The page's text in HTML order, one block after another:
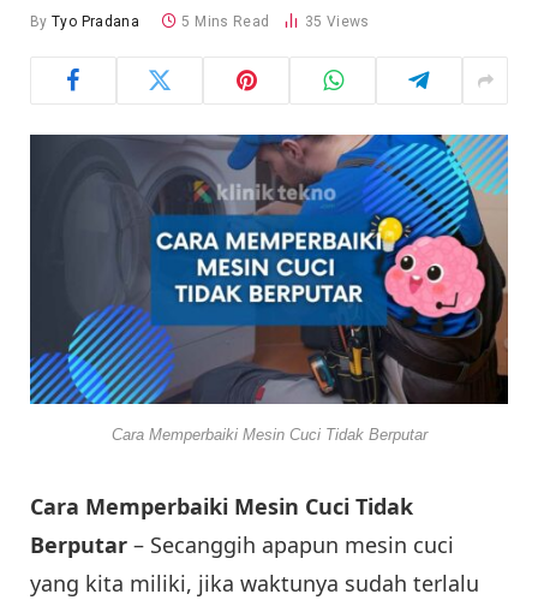
By Tyo Pradana 5 Mins Read 35 Views
Cara Memperbaiki Mesin Cuci Tidak Berputar
Cara Memperbaiki Mesin Cuci Tidak
Berputar – Secanggih apapun mesin cuci
yang kita miliki, jika waktunya sudah terlalu